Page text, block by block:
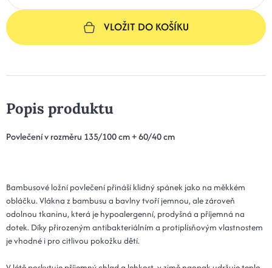
VLOŽIT DO KOŠÍKU
Popis produktu
Povlečení v rozměru 135/100 cm + 60/40 cm
Bambusové ložní povlečení přináší klidný spánek jako na měkkém
obláčku. Vlákna z bambusu a bavlny tvoří jemnou, ale zároveň
odolnou tkaninu, která je hypoalergenní, prodyšná a příjemná na
dotek. Díky přirozeným antibakteriálním a protiplísňovým vlastnostem
je vhodné i pro citlivou pokožku dětí.